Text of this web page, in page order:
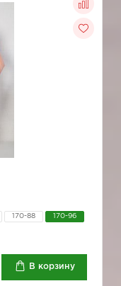
170-88 170-96
В корзину